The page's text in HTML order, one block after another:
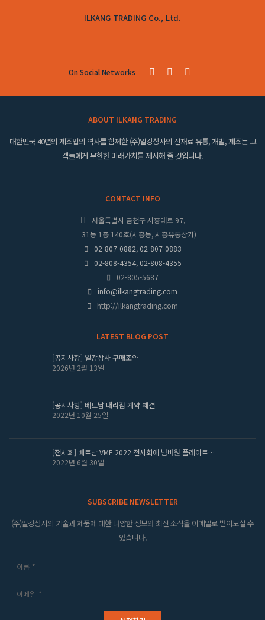
ILKANG TRADING Co., Ltd.
On Social Networks
ABOUT ILKANG TRADING
대한민국 40년의 제조업의 역사를 함께한 (주)일강상사의 신재료 유통, 개발, 제조는 고
객들에게 무한한 미래가치를 제시해 줄 것입니다.
CONTACT INFO
서울특별시 금천구 시흥대로 97,
31동 1층 140호(시흥동, 시흥유통상가)
02-807-0882, 02-807-0883
02-808-4354, 02-808-4355
02-805-5687
info@ilkangtrading.com
http://ilkangtrading.com
LATEST BLOG POST
[공지사항] 일강상사 구매조약
2026년 2월 13일
[공지사항] 베트남 대리점 계약 체결
2022년 10월 25일
[전시회] 베트남 VME 2022 전시회에 넘버원 플레이트…
2022년 6월 30일
SUBSCRIBE NEWSLETTER
(주)일강상사의 기술과 제품에 대한 다양한 정보와 최신 소식을 이메일로 받아보실 수
있습니다.